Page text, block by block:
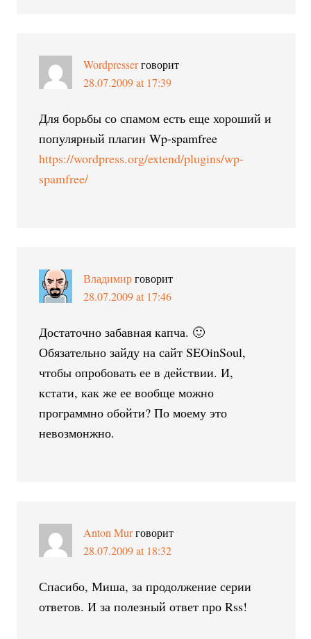
Wordpresserговорит
28.07.2009 at 17:39
Для борьбы со спамом есть еще хороший и
популярный плагин Wp-spamfree
https://wordpress.org/extend/plugins/wp-
spamfree/
Владимир говорит
28.07.2009 at 17:46
Достаточно забавная капча. 🙂
Обязательно зайду на сайт SEOinSoul,
чтобы опробовать ее в действии. И,
кстати, как же ее вообще можно
программно обойти? По моему это
невозмонжно.
Anton Murговорит
28.07.2009 at 18:32
Спасибо, Миша, за продолжение серии
ответов. И за полезный ответ про Rss!